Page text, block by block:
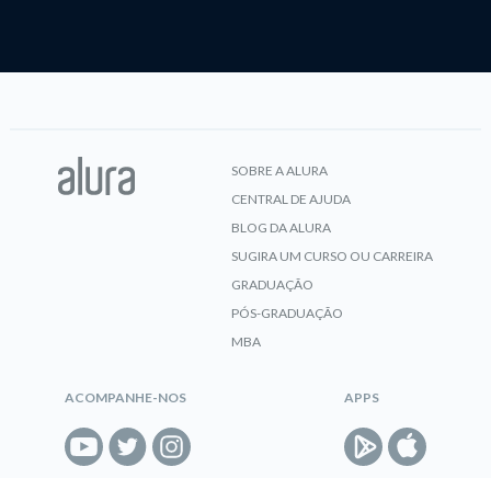
SOBRE A ALURA
CENTRAL DE AJUDA
BLOG DA ALURA
SUGIRA UM CURSO OU CARREIRA
GRADUAÇÃO
PÓS-GRADUAÇÃO
MBA
ACOMPANHE-NOS APPS